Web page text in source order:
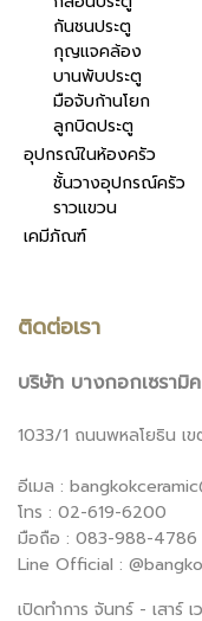
กันชนประตู
กุญแจคล้อง
บานพับประตู
มือจับก้านโยก
ลูกบิดประตู
อุปกรณ์ในห้องครัว
ชั้นวางอุปกรณ์ครัว
ราวแขวน
เคมีภัณฑ์
ติดต่อเรา
บริษัท บางกอกเซรามิ
1033/1 ถนนพหลโยธิน
อีเมล :
โทร : 02-619-6200
มือถือ : 083-988-
Line Official :
เปิดทำการ จันทร์ - เสาร์